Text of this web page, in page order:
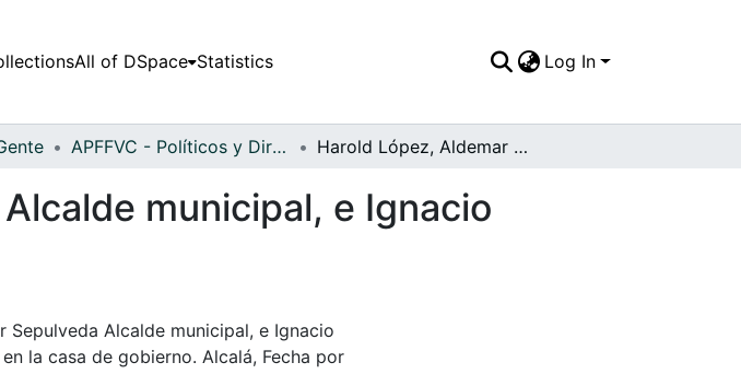
All of DSpace Statistics Log In
APFFVC - Políticos y Dirigentes - Patrimonial Harold López, Aldemar Sepulveda Alcalde municipal, e Ignacio Londoño
municipal, e Ignacio
Sepulveda Alcalde municipal, e Ignacio
la casa de gobierno. Alcalá, Fecha por